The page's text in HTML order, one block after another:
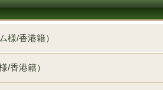
様/香港籍）
/香港籍）